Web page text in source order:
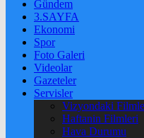
Gündem
3.SAYFA
Ekonomi
Spor
Foto Galeri
Videolar
Gazeteler
Servisler
Vizyondaki
Haftanin Filmleri
Hava Durumu